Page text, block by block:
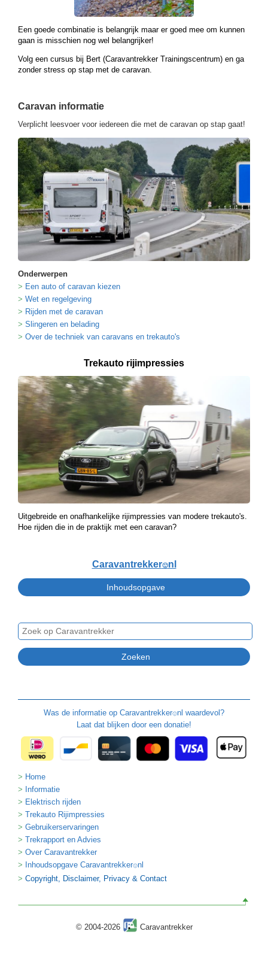
Een goede combinatie is belangrijk maar er goed mee om kunnen
gaan is misschien nog wel belangrijker!
Volg een cursus bij Bert (Caravantrekker Trainingscentrum) en ga
zonder stress op stap met de caravan.
Caravan informatie
Verplicht leesvoer voor iedereen die met de caravan op stap gaat!
Onderwerpen
Een auto of caravan kiezen
Wet en regelgeving
Rijden met de caravan
Slingeren en belading
Over de techniek van caravans en trekauto's
Trekauto rijimpressies
Uitgebreide en onafhankelijke rijimpressies van modere trekauto's.
Hoe rijden die in de praktijk met een caravan?
Caravantrekker🙂nl
Was de informatie op Caravantrekker🙂nl waardevol?
Laat dat blijken door een donatie!
Home
Informatie
Elektrisch rijden
Trekauto Rijimpressies
Gebruikerservaringen
Trekrapport en Advies
Over Caravantrekker
Inhoudsopgave Caravantrekker🙂nl
Copyright, Disclaimer, Privacy & Contact
© 2004-2026 Caravantrekker